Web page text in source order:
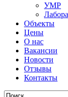
УМР
Объекты
Цены
О нас
Вакансии
Новости
Отзывы
Контакты